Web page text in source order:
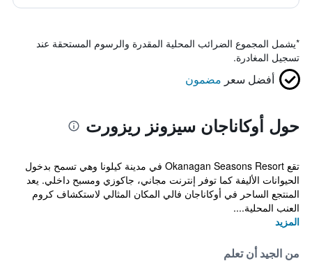
*يشمل المجموع الضرائب المحلية المقدرة والرسوم المستحقة عند
تسجيل المغادرة.
أفضل سعر مضمون
حول أوكاناجان سيزونز ريزورت
تقع Okanagan Seasons Resort في مدينة كيلونا وهي تسمح بدخول
الحيوانات الأليفة كما توفر إنترنت مجاني، جاكوزي ومسبح داخلي. يعد
المنتجع الساحر في أوكاناجان فالي المكان المثالي لاستكشاف كروم
العنب المحلية....
المزيد
من الجيد أن تعلم